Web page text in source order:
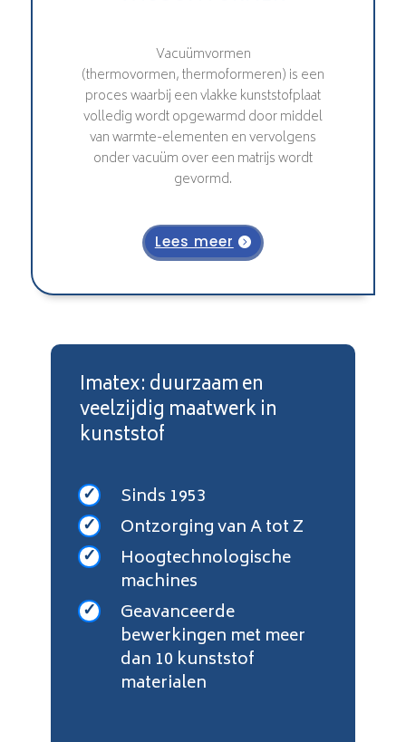
Vacuümvormen
(thermovormen, thermoformeren) is een
proces waarbij een vlakke kunststofplaat
volledig wordt opgewarmd door middel
van warmte-elementen en vervolgens
onder vacuüm over een matrijs wordt
gevormd.
Lees meer
Imatex: duurzaam en
veelzijdig maatwerk in
kunststof
Sinds 1953
Ontzorging van A tot Z
Hoogtechnologische
machines
Geavanceerde
bewerkingen met meer
dan 10 kunststof
materialen